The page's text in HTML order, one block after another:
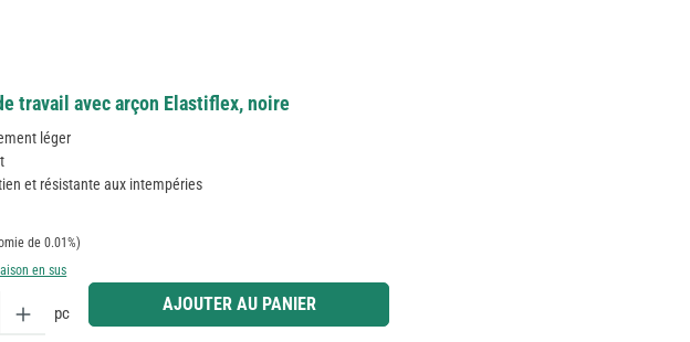
travail avec arçon Elastiflex, noire
léger
et résistante aux intempéries
:
de 0.01%)
en sus
: Entrez la quantité souhaitée ou utilisez les boutons pour augmenter ou diminuer la quantité.
pc AJOUTER AU PANIER